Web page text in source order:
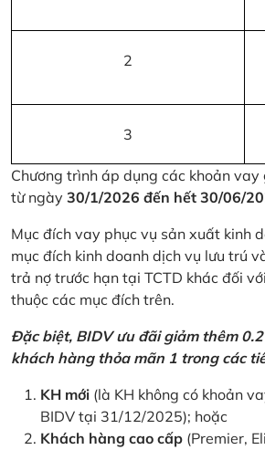
2
3
Chương trình áp dụng các khoản
từ ngày 30/1/2026 đến hết 30/06/
Mục đích vay phục vụ sản xuất kinh
mục đích kinh doanh dịch vụ lưu trú
trả nợ trước hạn tại TCTD khác đối
thuộc các mục đích trên.
Đặc biệt, BIDV ưu đãi giảm thêm
khách hàng thỏa mãn 1 trong các
KH mới (là KH không có khoản
BIDV tại 31/12/2025); hoặc
Khách hàng cao cấp (Premier,